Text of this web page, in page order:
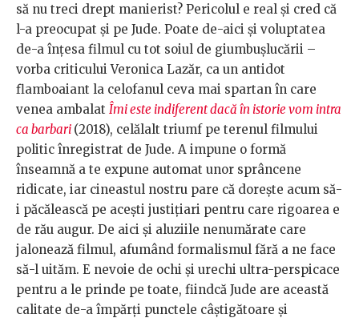
să nu treci drept manierist? Pericolul e real și cred că
l-a preocupat și pe Jude. Poate de-aici și voluptatea
de-a înțesa filmul cu tot soiul de giumbușlucării –
vorba criticului Veronica Lazăr, ca un antidot
flamboaiant la celofanul ceva mai spartan în care
venea ambalat Îmi este indiferent dacă în istorie vom intra
ca barbari (2018), celălalt triumf pe terenul filmului
politic înregistrat de Jude. A impune o formă
înseamnă a te expune automat unor sprâncene
ridicate, iar cineastul nostru pare că dorește acum să-
i păcălească pe acești justițiari pentru care rigoarea e
de rău augur. De aici și aluziile nenumărate care
jalonează filmul, afumând formalismul fără a ne face
să-l uităm. E nevoie de ochi și urechi ultra-perspicace
pentru a le prinde pe toate, fiindcă Jude are această
calitate de-a împărți punctele câștigătoare și